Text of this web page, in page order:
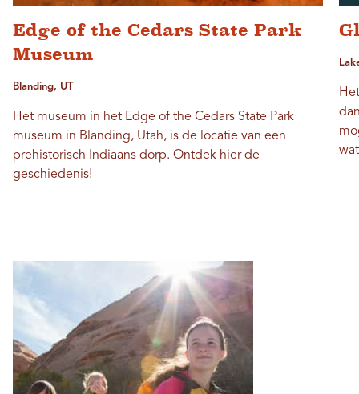
Edge of the Cedars State Park
Museum
Blanding, UT
Het museum in het Edge of the Cedars State Park
museum in Blanding, Utah, is de locatie van een
prehistorisch Indiaans dorp. Ontdek hier de
geschiedenis!